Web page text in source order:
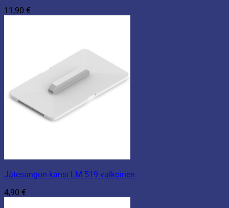
11,90 €
Jätesangon kansi LM 519 valkoinen
4,90 €